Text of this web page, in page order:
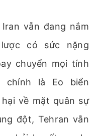
vẫn đang nắm
có sức nặng
chuyển mọi tính
chính là Eo biển
về mặt quân sự
đột, Tehran vẫn